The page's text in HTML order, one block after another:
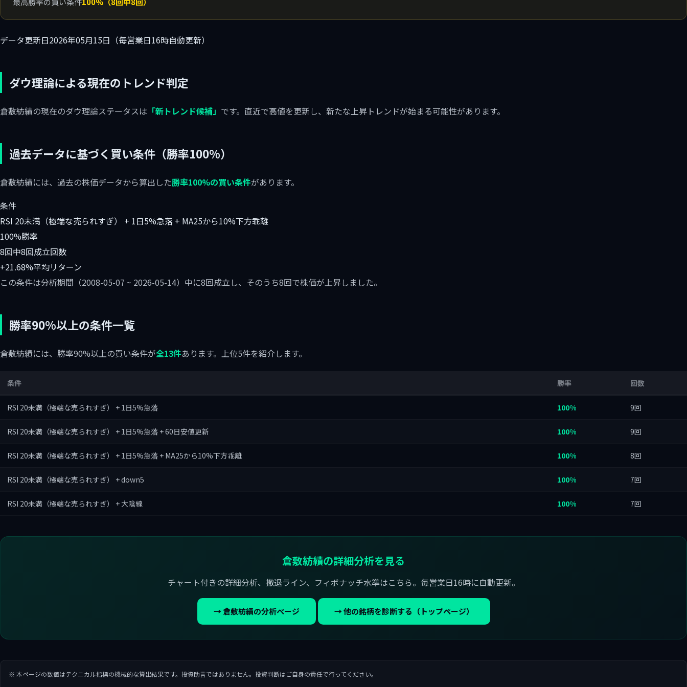
データ更新日2026年05月15日（毎営業日16時自動更新）
ダウ理論による現在のトレンド判定
倉敷紡績の現在のダウ理論ステータスは 「新トレンド候補」 です。直近で高値を更新し、新たな上昇トレンドが始まる可能性があります。
過去データに基づく買い条件（勝率100%）
倉敷紡績には、過去の株価データから算出した勝率100%の買い条件があります。
条件
RSI 20未満（極端な売られすぎ） + 1日5%急落 + MA25から10%下方乖離
100%勝率
8回中8回成立回数
+21.68%平均リターン
この条件は分析期間（2008-05-07 ~ 2026-05-14）中に8回成立し、そのうち8回で株価が上昇しました。
勝率90%以上の条件一覧
倉敷紡績には、勝率90%以上の買い条件が全13件あります。上位5件を紹介します。
条件 勝率 回数
RSI 20未満（極端な売られすぎ） + 1日5%急落 100% 9回
RSI 20未満（極端な売られすぎ） + 1日5%急落 + 60日安値更新 100% 9回
RSI 20未満（極端な売られすぎ） + 1日5%急落 + MA25から10%下方乖離 100% 8回
RSI 20未満（極端な売られすぎ） + down5 100% 7回
RSI 20未満（極端な売られすぎ） + 大陰線 100% 7回
倉敷紡績の詳細分析を見る
チャート付きの詳細分析、撤退ライン、フィボナッチ水準はこちら。毎営業日16時に自動更新。
→ 倉敷紡績の分析ページ → 他の銘柄を診断する（トップページ）
※ 本ページの数値はテクニカル指標の機械的な算出結果です。投資助言ではありません。投資判断はご自身の責任で行ってください。